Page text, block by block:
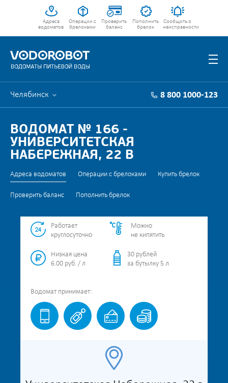
Адреса
водоматов
Операции с
брелоками
Проверить
баланс
Пополнить
брелок
Сообщить о
неисправности
Челябинск 8 800 1000-123
ВОДОМАТ № 166 -
УНИВЕРСИТЕТСКАЯ
НАБЕРЕЖНАЯ, 22 В
Адреса водоматов Операции с брелоками Купить брелок
Проверить баланс Пополнить брелок
Работает
круглосуточно
Можно
не кипятить
Низкая цена
6.00 руб. / л
30 рублей
за бутылку 5 л
Водомат принимает: